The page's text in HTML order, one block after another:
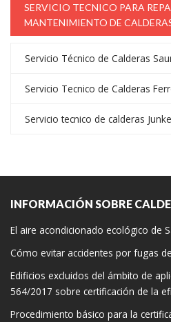
SERVICIO TECNICO PARA
MANTENIMIENTO DE
Servicio Técnico de Calderas
Servicio Tecnico de Calderas
Servicio tecnico de calderas
INFORMACIÓN SOBRE
El aire acondicionado ecológico de
Cómo evitar accidentes por fugas
Edificios excluidos del ámbito de
564/2017 sobre certificación de la
Procedimiento básico para la